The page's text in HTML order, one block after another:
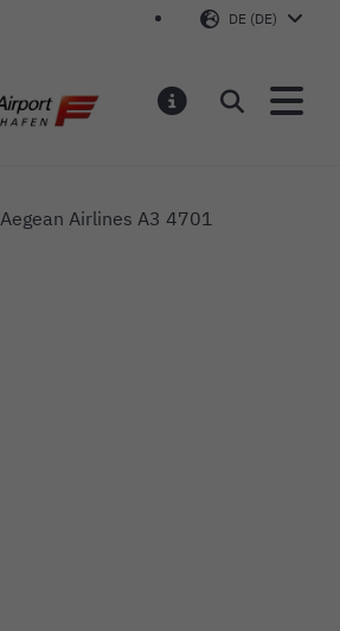
DE (DE)
Bodensee-Airport
Suchen
Aegean Airlines A3 4701